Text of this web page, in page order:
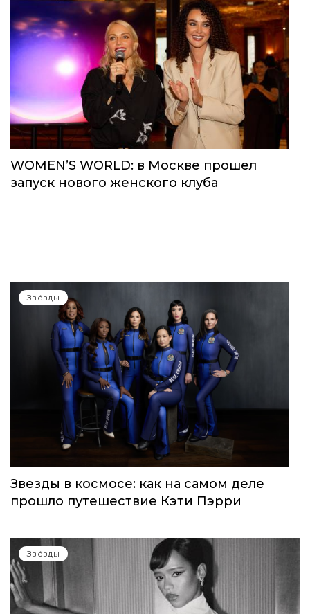
WOMEN’S WORLD: в Москве прошел
запуск нового женского клуба
Звёзды
Звезды в космосе: как на самом деле
прошло путешествие Кэти Пэрри
Звёзды